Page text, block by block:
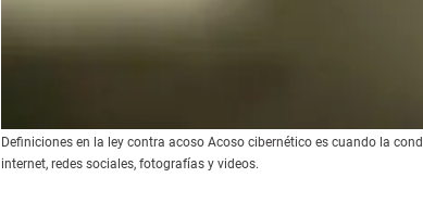
Definiciones en la ley contra acoso Acoso cibernético es cuando la
internet, redes sociales, fotografías y videos.